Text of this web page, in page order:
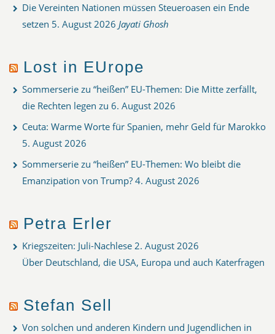
Die Vereinten Nationen müssen Steueroasen ein Ende
setzen 5. August 2026 Jayati Ghosh
Lost in EUrope
Sommerserie zu “heißen” EU-Themen: Die Mitte zerfällt,
die Rechten legen zu 6. August 2026
Ceuta: Warme Worte für Spanien, mehr Geld für Marokko
5. August 2026
Sommerserie zu “heißen” EU-Themen: Wo bleibt die
Emanzipation von Trump? 4. August 2026
Petra Erler
Kriegszeiten: Juli-Nachlese 2. August 2026
Über Deutschland, die USA, Europa und auch Katerfragen
Stefan Sell
Von solchen und anderen Kindern und Jugendlichen in